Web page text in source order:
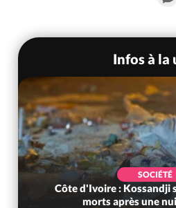
Infos à la
Côte
au-